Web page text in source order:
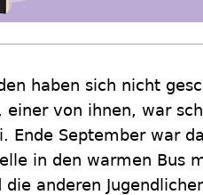
haben sich nicht
einer von ihnen, war
Ende September war
in den warmen Bus
anderen